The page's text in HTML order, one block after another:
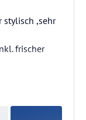
stylisch ,sehr
frischer